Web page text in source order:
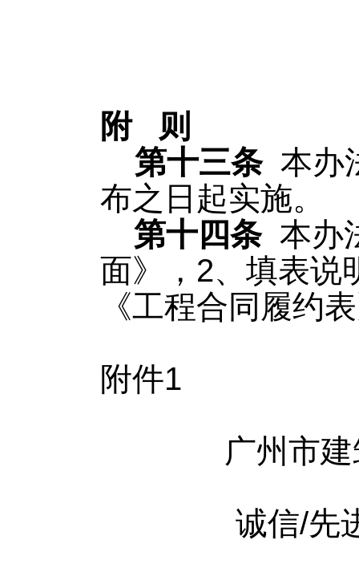
附
则
第十三条 本办
布之日起实施。
第十 四条 本办
面》，2、填表说
《工程合同履约
附件1
广州市
诚信/先